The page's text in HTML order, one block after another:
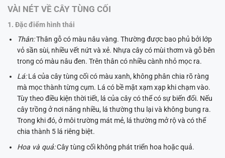
VÀI NÉT VỀ CÂY TÙNG CỐI
1. Đặc điểm hình thái
Thân:Thân gỗ có màu nâu vàng. Thường được bao phủ bởi lớp
vỏ sần sùi, nhiều vết nứt và xẻ. Nhựa cây có mùi thơm và gỗ bên
trong có màu nâu đen. Trên thân có nhiều cành nhỏ mọc ra.
Lá:Lá của cây tùng cối có màu xanh, không phân chia rõ ràng
mà mọc thành từng cụm. Lá có bề mặt xạm xạp khi chạm vào.
Tùy theo điều kiện thời tiết, lá của cây có thể có sự biến đổi. Nếu
cây trồng ở nơi nắng nhiều, lá thường thu lại và không bung ra.
Trong khi đó, ở môi trường mát mẻ, lá thường mở rộ và có thể
chia thành 5 lá riêng biệt.
Hoa và quả:Cây tùng cối không phát triển hoa hoặc quả.